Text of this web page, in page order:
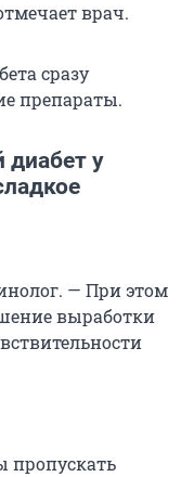
врач.
сразу
препараты.
у
— При этом
выработки
пропускать